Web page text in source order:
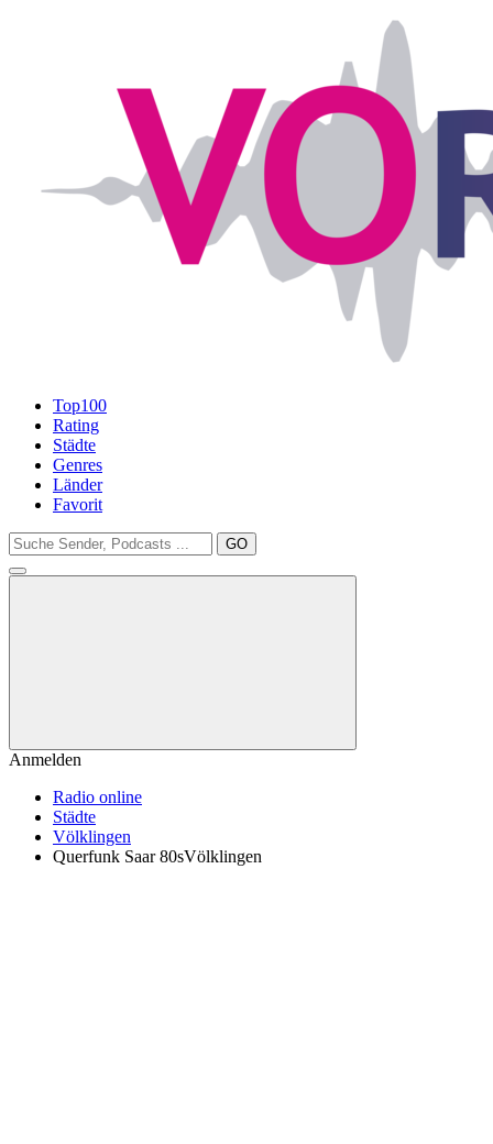
Top100
Rating
Städte
Genres
Länder
Favorit
GO
Anmelden
Radio online
Städte
Völklingen
Querfunk Saar 80sVölklingen